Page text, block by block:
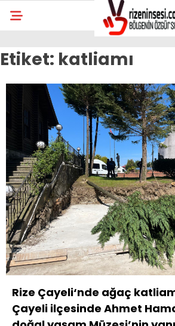
Etiket: katliamı
Rize Çayeli‘nde ağaç
Çayeli ilçesinde Ahmet